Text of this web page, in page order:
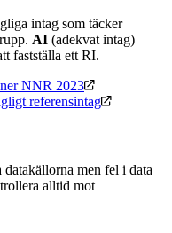
intag som täcker
AI (adekvat intag)
fastställa ett RI.
NNR 2023
referensintag
men fel i data
alltid mot